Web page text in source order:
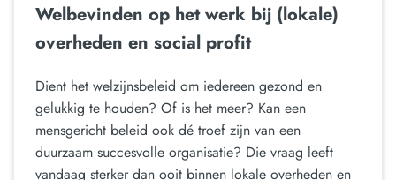
Welbevinden op het werk bij (lokale)
overheden en social profit
Dient het welzijnsbeleid om iedereen gezond en
gelukkig te houden? Of is het meer? Kan een
mensgericht beleid ook dé troef zijn van een
duurzaam succesvolle organisatie? Die vraag leeft
vandaag sterker dan ooit binnen lokale overheden en